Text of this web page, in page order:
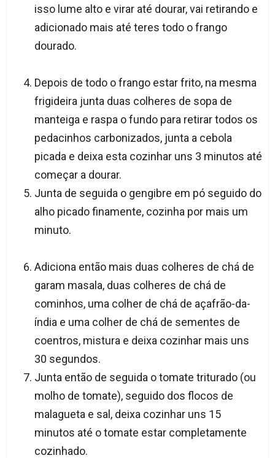
isso lume alto e virar até dourar, vai retirando e
adicionado mais até teres todo o frango
dourado.
Depois de todo o frango estar frito, na mesma
frigideira junta duas colheres de sopa de
manteiga e raspa o fundo para retirar todos os
pedacinhos carbonizados, junta a cebola
picada e deixa esta cozinhar uns 3 minutos até
começar a dourar.
Junta de seguida o gengibre em pó seguido do
alho picado finamente, cozinha por mais um
minuto.
Adiciona então mais duas colheres de chá de
garam masala, duas colheres de chá de
cominhos, uma colher de chá de açafrão-da-
índia e uma colher de chá de sementes de
coentros, mistura e deixa cozinhar mais uns
30 segundos.
Junta então de seguida o tomate triturado (ou
molho de tomate), seguido dos flocos de
malagueta e sal, deixa cozinhar uns 15
minutos até o tomate estar completamente
cozinhado.